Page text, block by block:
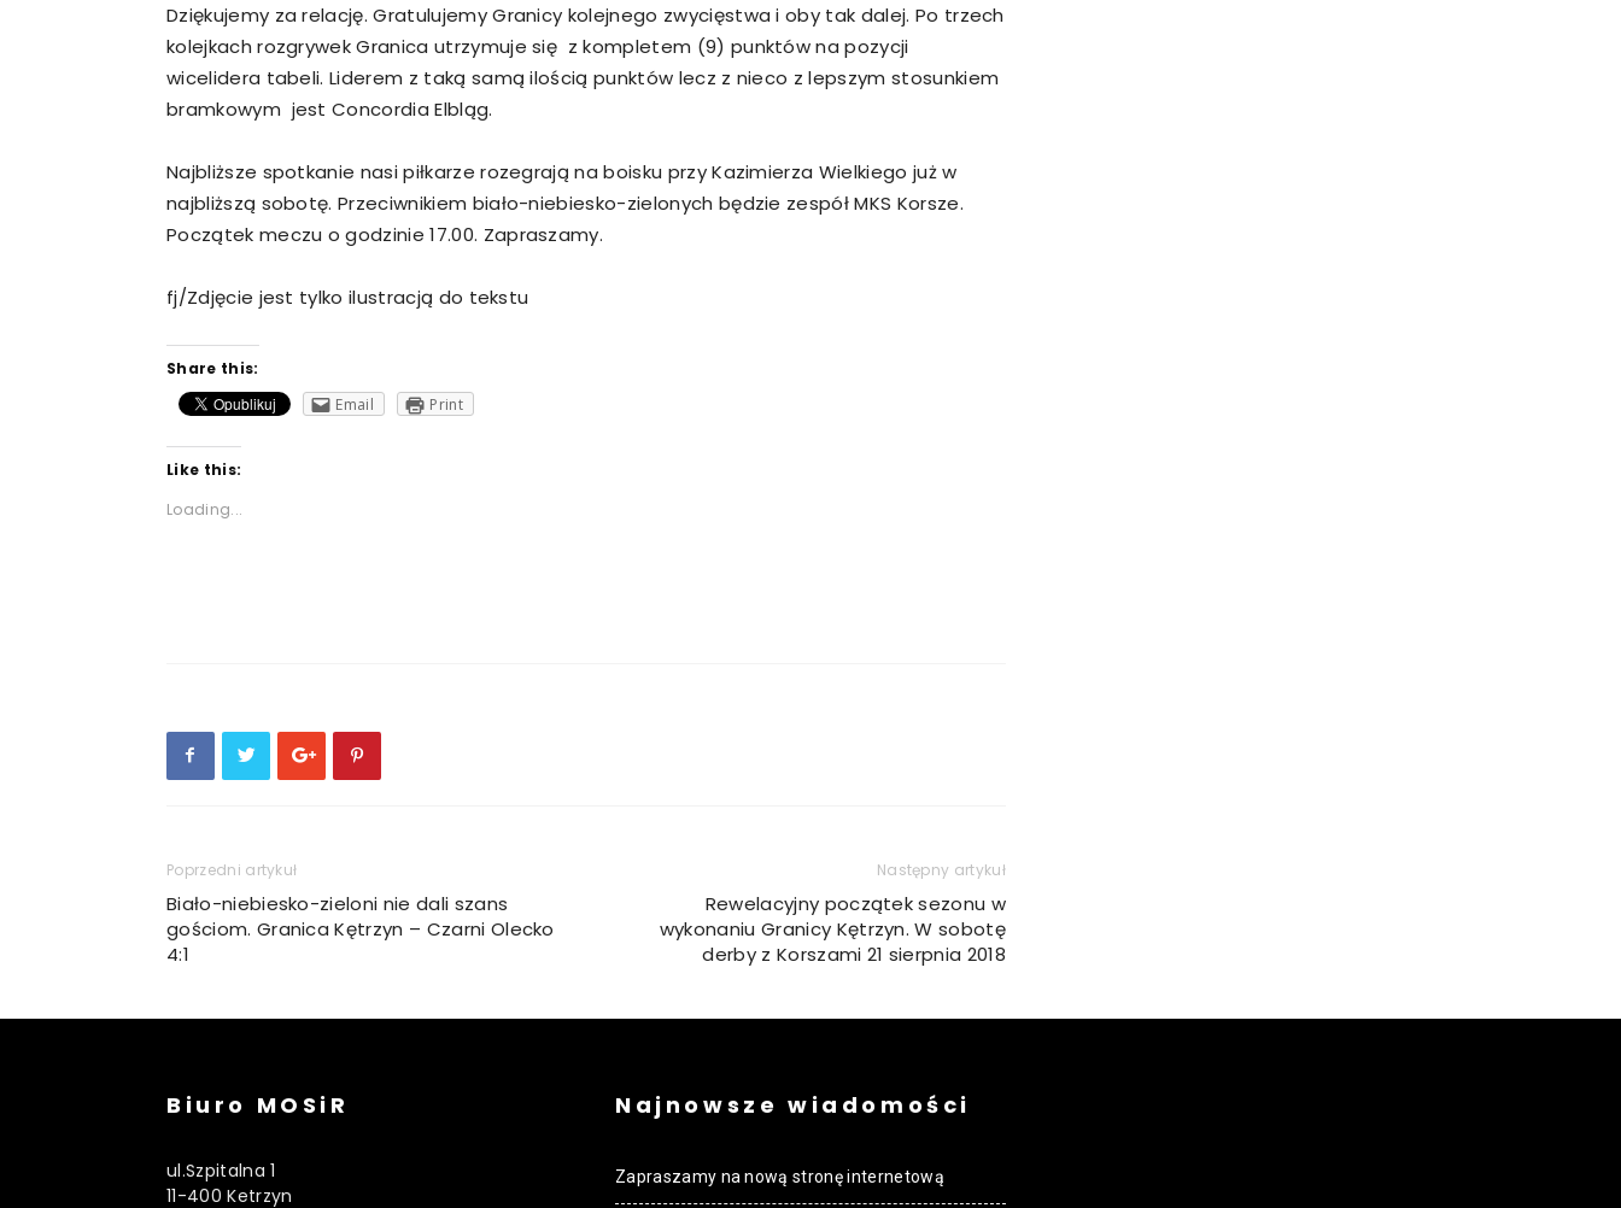
Dziękujemy za relację. Gratulujemy Granicy kolejnego zwycięstwa i oby tak dalej. Po trzech
kolejkach rozgrywek Granica utrzymuje się z kompletem (9) punktów na pozycji
wicelidera tabeli. Liderem z taką samą ilością punktów lecz z nieco z lepszym stosunkiem
bramkowym jest Concordia Elbląg.
Najbliższe spotkanie nasi piłkarze rozegrają na boisku przy Kazimierza Wielkiego już w
najbliższą sobotę. Przeciwnikiem biało-niebiesko-zielonych będzie zespół MKS Korsze.
Początek meczu o godzinie 17.00. Zapraszamy.
fj/Zdjęcie jest tylko ilustracją do tekstu
Share this:
Email
Print
Like this:
Loading...
Poprzedni artykuł
Biało-niebiesko-zieloni nie dali szans
gościom. Granica Kętrzyn – Czarni Olecko
4:1
Następny artykuł
Rewelacyjny początek sezonu w
wykonaniu Granicy Kętrzyn. W sobotę
derby z Korszami 21 sierpnia 2018
Biuro MOSiR
ul.Szpitalna 1
11-400 Ketrzyn
Najnowsze wiadomości
Zapraszamy na nową stronę internetową